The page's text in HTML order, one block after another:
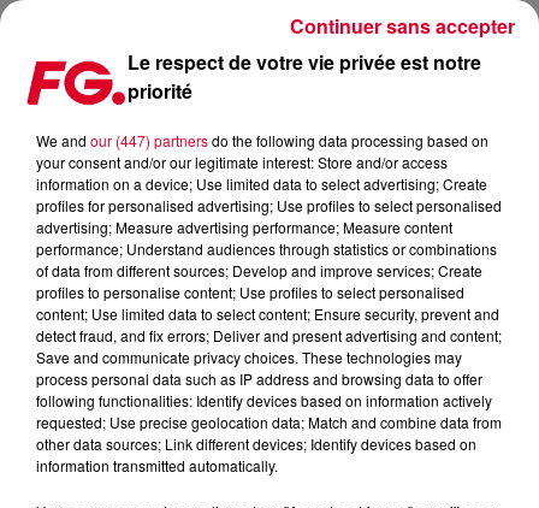
RECORD MONDIAL DU DJ SET LE PLUS LONG : 11H11 !
Publié : 8 août 2023 à 12h16 par Christophe HUBERT
Le respect de votre vie privée est notre
priorité
We and our (447) partnersdo the following data processing based on
your consent and/or our legitimate interest: Store and/or access
information on a device; Use limited data to select advertising; Create
profiles for personalised advertising; Use profiles to select personalised
advertising; Measure advertising performance; Measure content
performance; Understand audiences through statistics or combinations
of data from different sources; Develop and improve services; Create
profiles to personalise content; Use profiles to select personalised
content; Use limited data to select content; Ensure security, prevent and
detect fraud, and fix errors; Deliver and present advertising and content;
Save and communicate privacy choices. These technologies may
process personal data such as IP address and browsing data to offer
following functionalities: Identify devices based on information actively
requested; Use precise geolocation data; Match and combine data from
other data sources; Link different devices; Identify devices based on
information transmitted automatically.
Continuer sans accepter